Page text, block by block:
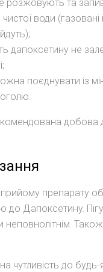
розжовують та
води (газовані
дапоксетину не
поєднувати із
добова
препарату
до Дапоксетину.
Також
чутливість до